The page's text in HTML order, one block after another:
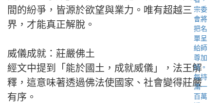
間的紛爭，皆源於欲望與業力。唯有超越三
界，才能真正解脫。
威儀成就：莊嚴佛土
經文中提到「能於國土，成就威儀」，法王解
釋，這意味著透過佛法使國家、社會變得莊嚴
有序。